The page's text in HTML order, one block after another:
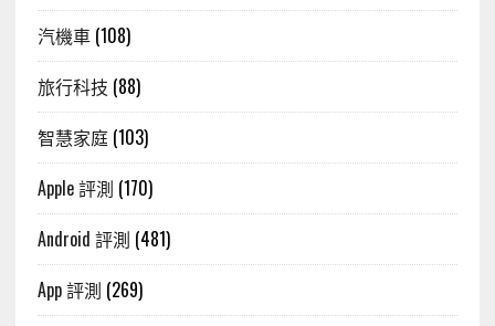
汽機車(108)
旅行科技 (88)
智慧家庭(103)
Apple 評測 (170)
Android 評測 (481)
App 評測 (269)